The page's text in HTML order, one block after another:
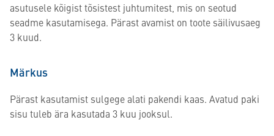
asutusele kõigist tõsistest juhtumitest, mis on seotud
seadme kasutamisega. Pärast avamist on toote säilivusaeg
3 kuud.
Märkus
Pärast kasutamist sulgege alati pakendi kaas. Avatud paki
sisu tuleb ära kasutada 3 kuu jooksul.